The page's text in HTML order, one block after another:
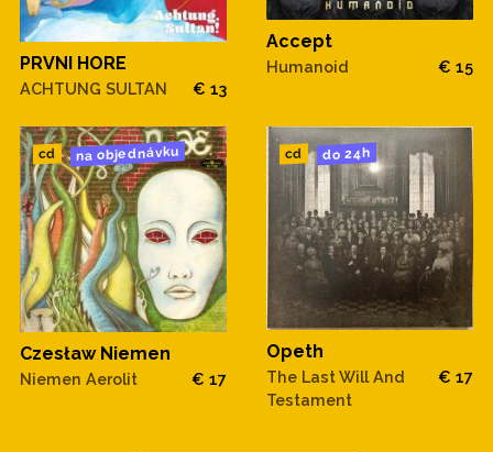
PRVNI HORE
ACHTUNG SULTAN € 13
Accept
Humanoid € 15
cd na objednávku
Czesław Niemen
Niemen Aerolit € 17
cd do 24h
Opeth
The Last Will And
Testament
€ 17